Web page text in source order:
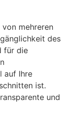
von mehreren
des
für die
auf Ihre
ist.
und